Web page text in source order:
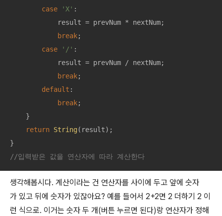
case
'X' :
            result = prevNum * nextNum;
break;
case
'/' :
            result = prevNum / nextNum;
break;
default :
break;
    }
return String (result);
//입력받은 값을 연산자에 따라 계산한다
생각해봅시다. 계산이라는 건 연산자를 사이에 두고 앞에 숫자
가 있고 뒤에 숫자가 있잖아요? 예를 들어서 2+2면 2 더하기 2 이
런 식으로. 이거는 숫자 두 개(버튼 누르면 된다)랑 연산자가 정해